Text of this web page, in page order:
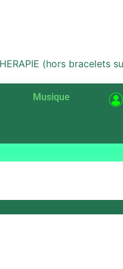
(hors bracelets
Musique